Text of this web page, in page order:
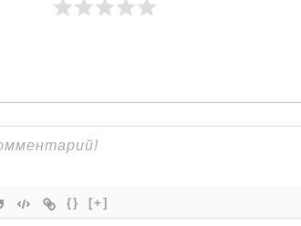
{} [+]